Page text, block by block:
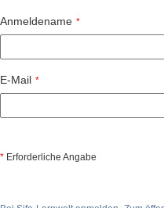
Anmeldename *
E-Mail *
* Erforderliche Angabe